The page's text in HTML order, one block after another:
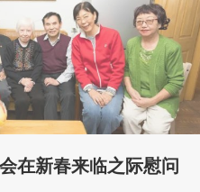
在新春来临之际慰问